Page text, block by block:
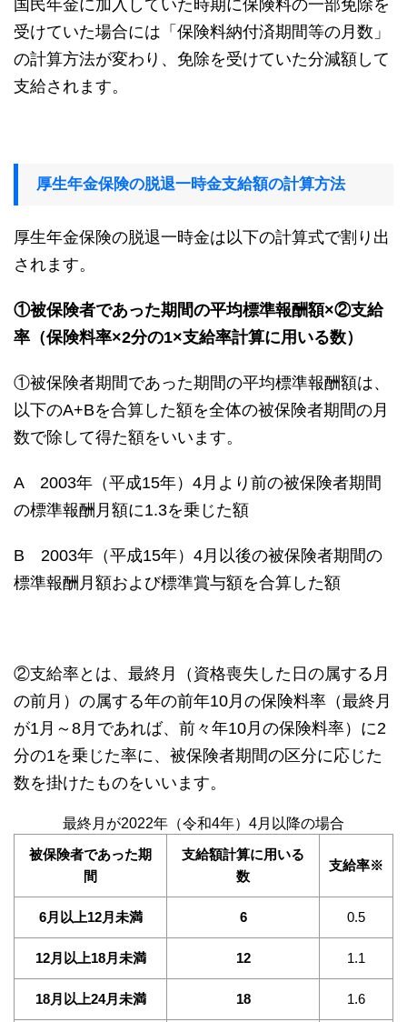
国民年金に加入していた時期に保険料の一部免除を
受けていた場合には「保険料納付済期間等の月数」
の計算方法が変わり、免除を受けていた分減額して
支給されます。
厚生年金保険の脱退一時金支給額の計算方法
厚生年金保険の脱退一時金は以下の計算式で割り出
されます。
①被保険者であった期間の平均標準報酬額×②支給
率（保険料率×2分の1×支給率計算に用いる数）
①被保険者期間であった期間の平均標準報酬額は、
以下のA+Bを合算した額を全体の被保険者期間の月
数で除して得た額をいいます。
A 2003年（平成15年）4月より前の被保険者期間
の標準報酬月額に1.3を乗じた額
B 2003年（平成15年）4月以後の被保険者期間の
標準報酬月額および標準賞与額を合算した額
②支給率とは、最終月（資格喪失した日の属する月
の前月）の属する年の前年10月の保険料率（最終月
が1月～8月であれば、前々年10月の保険料率）に2
分の1を乗じた率に、被保険者期間の区分に応じた
数を掛けたものをいいます。
最終月が2022年（令和4年）4月以降の場合
被保険者であった期
間
支給額計算に用いる
数
支給率※
6月以上12月未満 6 0.5
12月以上18月未満 12 1.1
18月以上24月未満 18 1.6